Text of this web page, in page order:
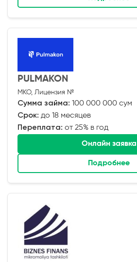
PULMAKON
МКО, Лицензия №
Сумма займа: 100 000 000 сум
Срок: до 18 месяцев
Переплата: от 25% в год
Онлайн заявка
Подробнее